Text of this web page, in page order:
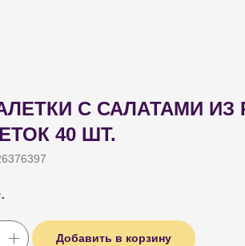
С САЛАТАМИ
40 ШТ.
Добавить в корзину